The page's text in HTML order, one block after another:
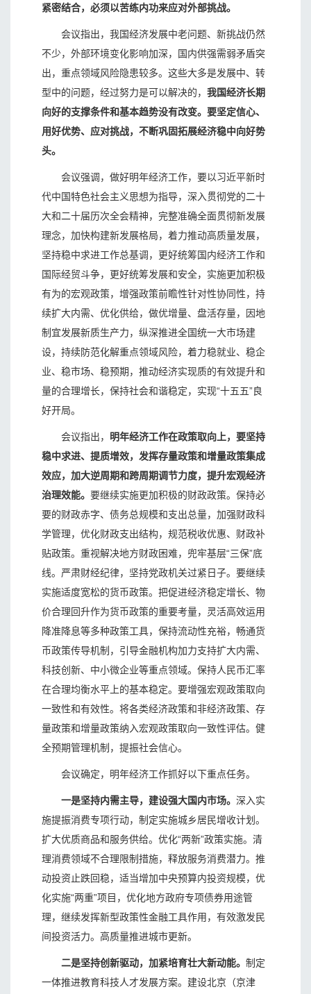
紧密结合，必须以苦练内功来应对外部挑战。
会议指出，我国经济发展中老问题、新挑战仍然
不少，外部环境变化影响加深，国内供强需弱矛盾突
出，重点领域风险隐患较多。这些大多是发展中、转
型中的问题，经过努力是可以解决的， 我国经济长期
向好的支撑条件和基本趋势没有改变。要坚定信心、
用好优势、应对挑战，不断巩固拓展经济稳中向好势
头。
会议强调，做好明年经济工作，要以习近平新时
代中国特色社会主义思想为指导，深入贯彻党的二十
大和二十届历次全会精神，完整准确全面贯彻新发展
理念，加快构建新发展格局，着力推动高质量发展，
坚持稳中求进工作总基调，更好统筹国内经济工作和
国际经贸斗争，更好统筹发展和安全，实施更加积极
有为的宏观政策，增强政策前瞻性针对性协同性，持
续扩大内需、优化供给，做优增量、盘活存量，因地
制宜发展新质生产力，纵深推进全国统一大市场建
设，持续防范化解重点领域风险，着力稳就业、稳企
业、稳市场、稳预期，推动经济实现质的有效提升和
量的合理增长，保持社会和谐稳定，实现“十五五”良
好开局。
会议指出， 明年经济工作在政策取向上，要坚持
稳中求进、提质增效，发挥存量政策和增量政策集成
效应，加大逆周期和跨周期调节力度，提升宏观经济
治理效能。 要继续实施更加积极的财政政策。保持必
要的财政赤字、债务总规模和支出总量，加强财政科
学管理，优化财政支出结构，规范税收优惠、财政补
贴政策。重视解决地方财政困难，兜牢基层“三保”底
线。严肃财经纪律，坚持党政机关过紧日子。要继续
实施适度宽松的货币政策。把促进经济稳定增长、物
价合理回升作为货币政策的重要考量，灵活高效运用
降准降息等多种政策工具，保持流动性充裕，畅通货
币政策传导机制，引导金融机构加力支持扩大内需、
科技创新、中小微企业等重点领域。保持人民币汇率
在合理均衡水平上的基本稳定。要增强宏观政策取向
一致性和有效性。将各类经济政策和非经济政策、存
量政策和增量政策纳入宏观政策取向一致性评估。健
全预期管理机制，提振社会信心。
会议确定，明年经济工作抓好以下重点任务。
一是坚持内需主导，建设强大国内市场。 深入实
施提振消费专项行动，制定实施城乡居民增收计划。
扩大优质商品和服务供给。优化“两新”政策实施。清
理消费领域不合理限制措施，释放服务消费潜力。推
动投资止跌回稳，适当增加中央预算内投资规模，优
化实施“两重”项目，优化地方政府专项债券用途管
理，继续发挥新型政策性金融工具作用，有效激发民
间投资活力。高质量推进城市更新。
二是坚持创新驱动，加紧培育壮大新动能。 制定
一体推进教育科技人才发展方案。建设北京（京津